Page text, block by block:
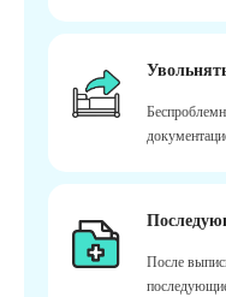
После